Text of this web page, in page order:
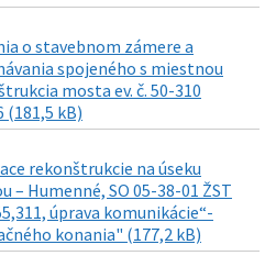
o stavebnom zámere a
spojeného s miestnou
mosta ev. č. 50-310
(181,5 kB)
rekonštrukcie na úseku
– Humenné, SO 05-38-01 ŽST
úprava komunikácie“-
konania" (177,2 kB)